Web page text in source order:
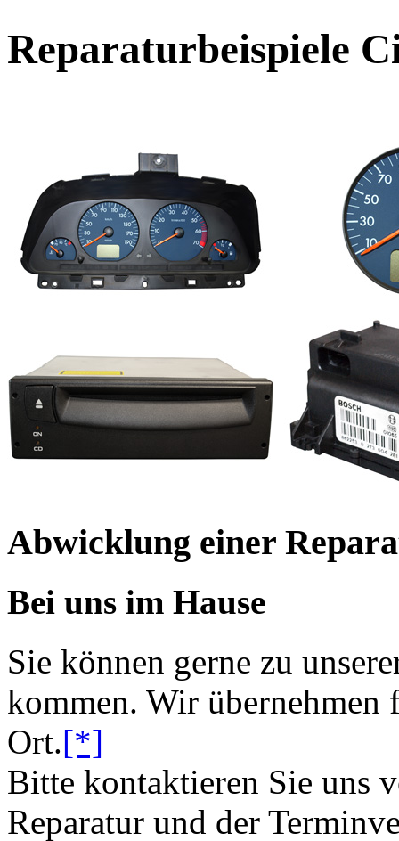
Reparaturbeispiele
Abwicklung einer
Bei uns im Hause
Sie können gerne zu
kommen. Wir
Ort.[*]
Bitte kontaktieren Sie uns
Reparatur und der